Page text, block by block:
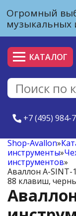
Огромный
музыкальных
КАТАЛОГ
+7 (495) 984-
Shop-Avallon»
инструменты»
инструментов»
Аваллон A-
88 клавиш,